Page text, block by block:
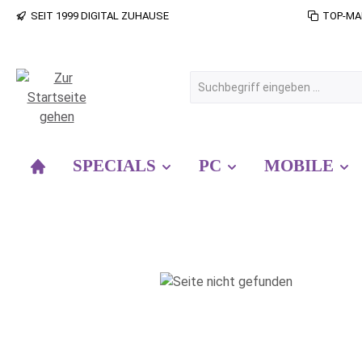
Hauptinhalt springen
Zur Suche springen
Zur Hauptnavigation springen
SEIT 1999 DIGITAL ZUHAUSE TOP-
SPECIALS PC MOBILE